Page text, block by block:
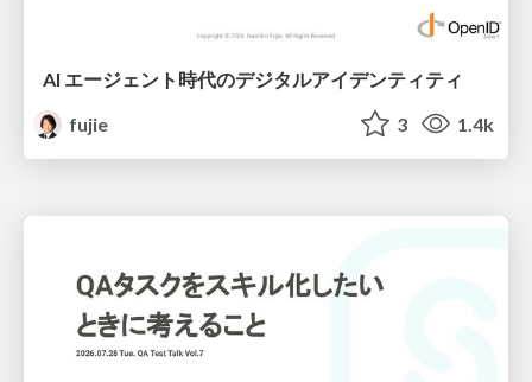
AI エージェント時代のデジタルアイデンティティ
fujie
3 1.4k